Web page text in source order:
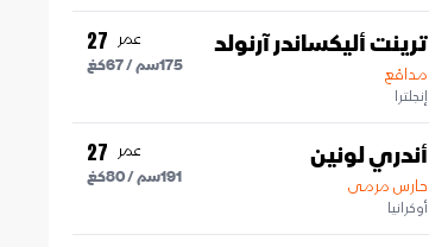
ترينت أليكساندر آرنولد
مدافع
إنجلترا
عمر 27
175سم /67كغ
أندري لونين
حارس مرمى
أوكرانيا
عمر 27
191سم /80كغ